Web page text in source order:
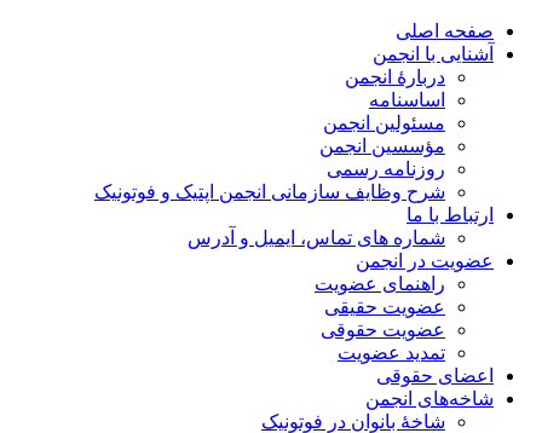
صفحه اصلی
آشنایی با انجمن
دربارۀ انجمن
اساسنامه
مسئولین انجمن
مؤسسین انجمن
روزنامه رسمی
شرح وظایف سازمانی انجمن اپتیک و فوتونیک
ارتباط با ما
شماره های تماس، ایمیل و آدرس
عضویت در انجمن
راهنمای عضویت
عضویت حقیقی
عضویت حقوقی
تمدید عضویت
اعضای حقوقی
شاخه‌های انجمن
شاخۀ بانوان در فوتونیک